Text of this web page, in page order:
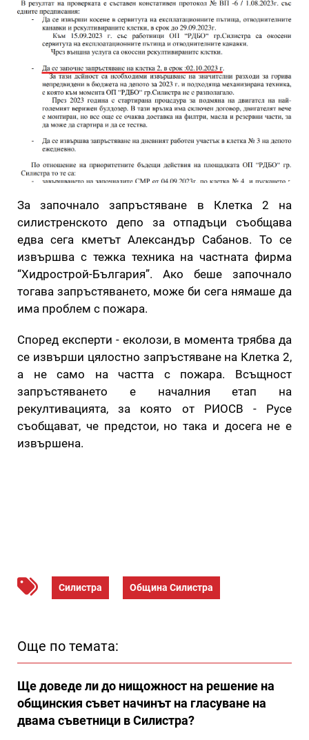
За започнало запръстяване в Клетка 2 на
силистренското депо за отпадъци съобщава
едва сега кметът Александър Сабанов. То се
извършва с тежка техника на частната фирма
“Хидрострой-България”. Ако беше започнало
тогава запръстяването, може би сега нямаше да
има проблем с пожара.
Според експерти - еколози, в момента трябва да
се извърши цялостно запръстяване на Клетка 2,
а не само на частта с пожара. Всъщност
запръстяването е началния етап на
рекултивацията, за която от РИОСВ - Русе
съобщават, че предстои, но така и досега не е
извършена.
Силистра Община Силистра
Още по темата:
Ще доведе ли до нищожност на решение на
общинския съвет начинът на гласуване на
двама съветници в Силистра?